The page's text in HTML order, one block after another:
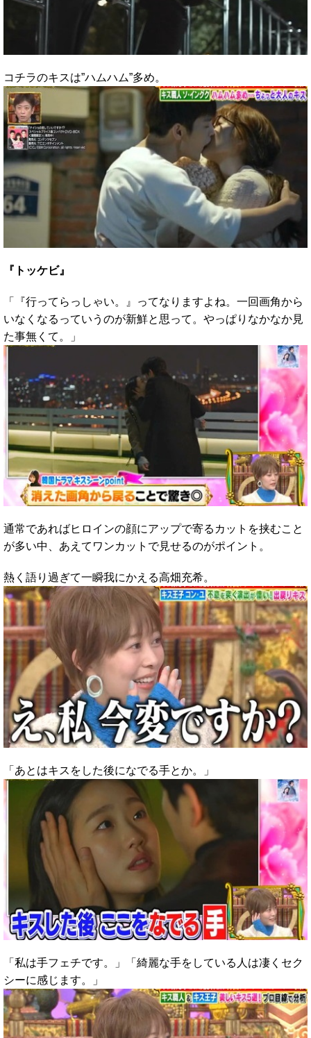
コチラのキスは”ハムハム”多め。
『トッケビ』
「『行ってらっしゃい。』ってなりますよね。一回画角から
いなくなるっていうのが新鮮と思って。やっぱりなかなか見
た事無くて。」
通常であればヒロインの顔にアップで寄るカットを挟むこと
が多い中、あえてワンカットで見せるのがポイント。
熱く語り過ぎて一瞬我にかえる高畑充希。
「あとはキスをした後になでる手とか。」
「私は手フェチです。」「綺麗な手をしている人は凄くセク
シーに感じます。」